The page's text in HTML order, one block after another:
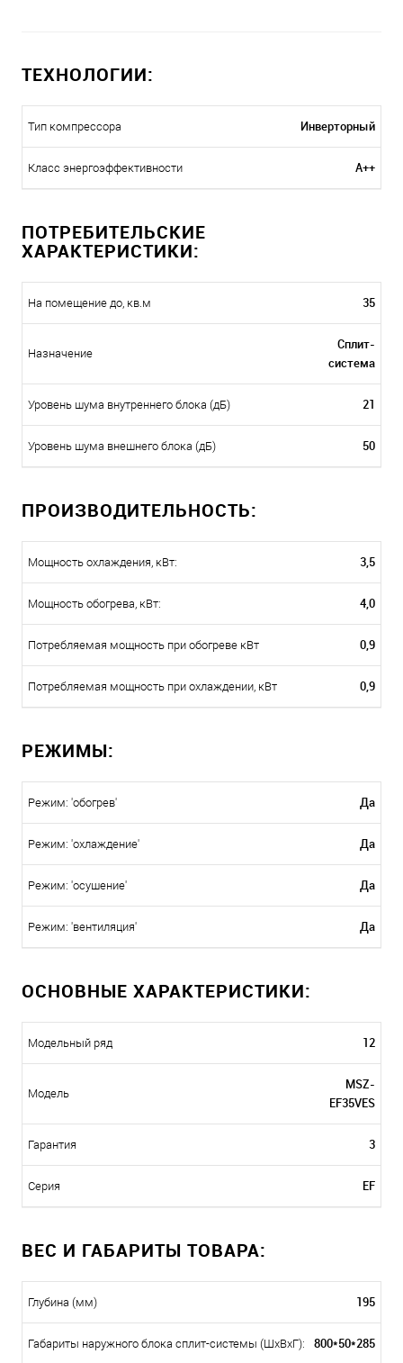
ТЕХНОЛОГИИ:
Тип компрессора Инверторный
Класс энергоэффективности A++
ПОТРЕБИТЕЛЬСКИЕ
ХАРАКТЕРИСТИКИ:
На помещение до, кв.м 35
Назначение
Сплит-
система
Уровень шума внутреннего блока (дБ) 21
Уровень шума внешнего блока (дБ) 50
ПРОИЗВОДИТЕЛЬНОСТЬ:
Мощность охлаждения, кВт: 3,5
Мощность обогрева, кВт: 4,0
Потребляемая мощность при обогреве кВт 0,9
Потребляемая мощность при охлаждении, кВт 0,9
РЕЖИМЫ:
Режим: 'обогрев' Да
Режим: 'охлаждение' Да
Режим: 'осушение' Да
Режим: 'вентиляция' Да
ОСНОВНЫЕ ХАРАКТЕРИСТИКИ:
Модельный ряд 12
Модель
MSZ-
EF35VES
Гарантия 3
Серия EF
ВЕС И ГАБАРИТЫ ТОВАРА:
Глубина (мм) 195
Габариты наружного блока сплит-системы (ШxВxГ): 800*50*285